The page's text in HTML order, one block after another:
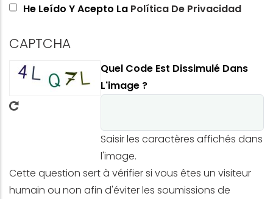
He Leído Y Acepto La Política De Privacidad
CAPTCHA
Quel Code Est Dissimulé Dans
L'image ?
Saisir les caractères affichés dans
l'image.
Cette question sert à vérifier si vous êtes un visiteur
humain ou non afin d'éviter les soumissions de